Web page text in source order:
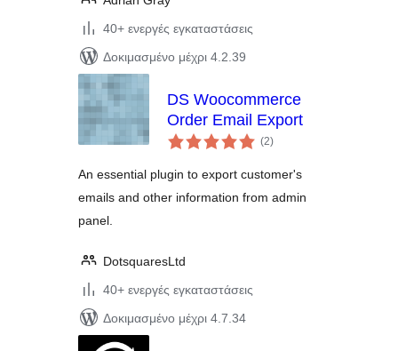
40+ ενεργές εγκαταστάσεις
Δοκιμασμένο μέχρι 4.2.39
DS Woocommerce
Order Email Export
(2αξιολογήσεις
σύνολο
)
An essential plugin to export customer's
emails and other information from admin
panel.
DotsquaresLtd
40+ ενεργές εγκαταστάσεις
Δοκιμασμένο μέχρι 4.7.34